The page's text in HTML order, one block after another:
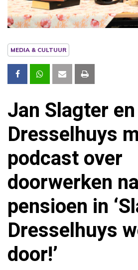
MEDIA & CULTUUR
Jan Slagter
Dresselhuys
podcast over
doorwerken
pensioen in
Dresselhuys
door!’